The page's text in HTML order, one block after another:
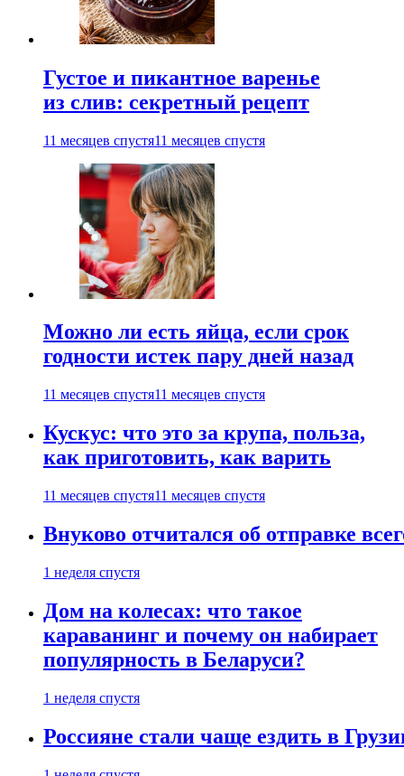
Густое и пикантное варенье
из слив: секретный рецепт
11 месяцев спустя11 месяцев спустя
Можно ли есть яйца, если срок
годности истек пару дней назад
11 месяцев спустя11 месяцев спустя
Кускус: что это за крупа, польза,
как приготовить, как варить
11 месяцев спустя11 месяцев спустя
Внуково отчитался об отправке
1 неделя спустя
Дом на колесах: что такое
караванинг и почему он набирает
популярность в Беларуси?
1 неделя спустя
Россияне стали чаще ездить в